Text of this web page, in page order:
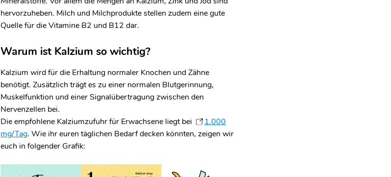
hervorzuheben. Milch und Milchprodukte stellen zudem eine gute
Quelle für die Vitamine B2 und B12 dar.
Warum ist Kalzium so wichtig?
Kalzium wird für die Erhaltung normaler Knochen und Zähne
benötigt. Zusätzlich trägt es zu einer normalen Blutgerinnung,
Muskelfunktion und einer Signalübertragung zwischen den
Nervenzellen bei.
Die empfohlene Kalziumzufuhr für Erwachsene liegt bei
1.000
mg/Tag. Wie ihr euren täglichen Bedarf decken könnten, zeigen wir
euch in folgender Grafik: